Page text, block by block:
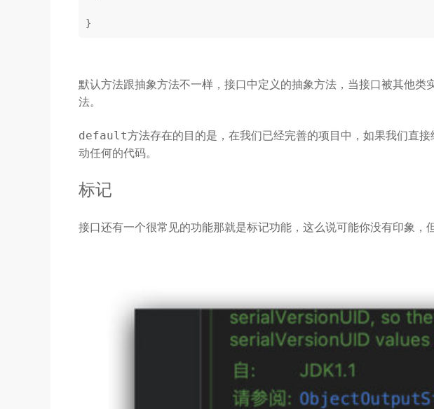
默认方法跟抽象方法不一样，接口中定义的抽象方法，当接口被其他
法。
default方法存在的目的是，在我们已经完善的项目中，如果我们直
动任何的代码。
标记
接口还有一个很常见的功能那就是标记功能，这么说可能你没有印象，